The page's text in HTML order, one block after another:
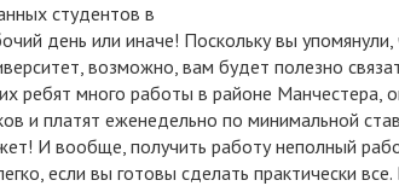
студентов в
день или иначе! Поскольку вы упомянули,
возможно, вам будет полезно
ребят много работы в районе Манчестера,
и платят еженедельно по минимальной
И вообще, получить работу неполный
если вы готовы сделать практически